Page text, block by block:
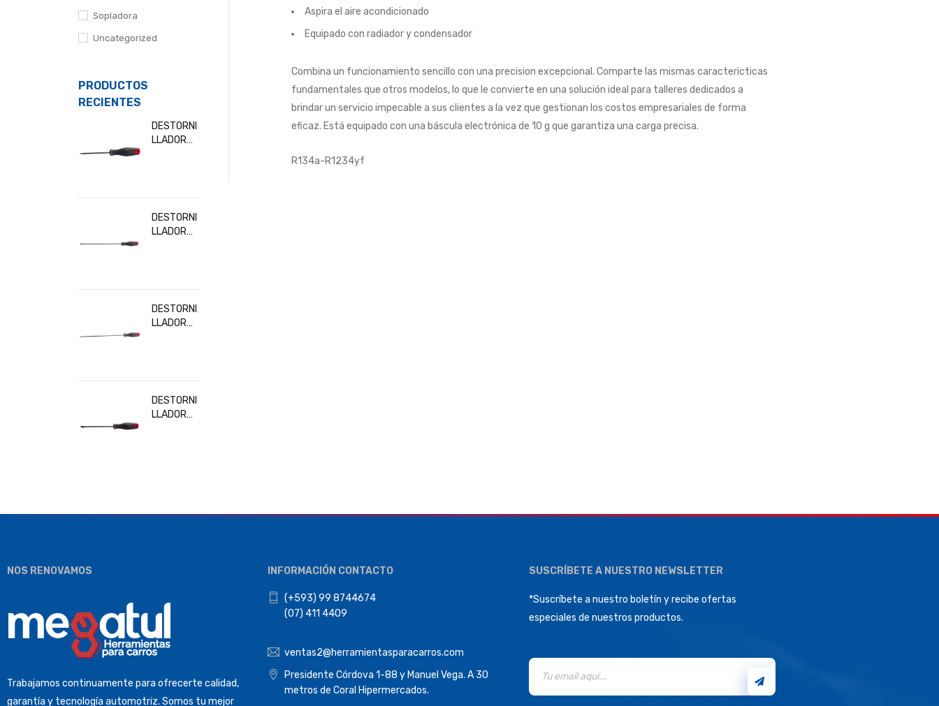
Sopladora
Uncategorized
PRODUCTOS
RECIENTES
DESTORNI
LLADOR
DESTORNI
LLADOR
32919
DESTORNI
LLADOR
32916
DESTORNI
LLADOR
Aspira el aire acondicionado
Equipado con radiador y condensador
Combina un funcionamiento sencillo con una precision excepcional. Comparte las mismas caractericticas
fundamentales que otros modelos, lo que le convierte en una solución ideal para talleres dedicados a
brindar un servicio impecable a sus clientes a la vez que gestionan los costos empresariales de forma
eficaz. Está equipado con una báscula electrónica de 10 g que garantiza una carga precisa.
R134a-R1234yf
NOS RENOVAMOS
Trabajamos continuamente para ofrecerte calidad,
garantía y tecnología automotriz. Somos tu mejor
INFORMACIÓN CONTACTO
(+593) 99 8744674
(07) 411 4409
ventas2@herramientasparacarros.com
Presidente Córdova 1-88 y Manuel Vega. A 30
metros de Coral Hipermercados.
SUSCRÍBETE A NUESTRO NEWSLETTER
*Suscríbete a nuestro boletín y recibe ofertas
especiales de nuestros productos.